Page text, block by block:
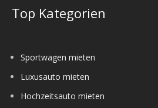
Top Kategorien
Sportwagen mieten
Luxusauto mieten
Hochzeitsauto mieten